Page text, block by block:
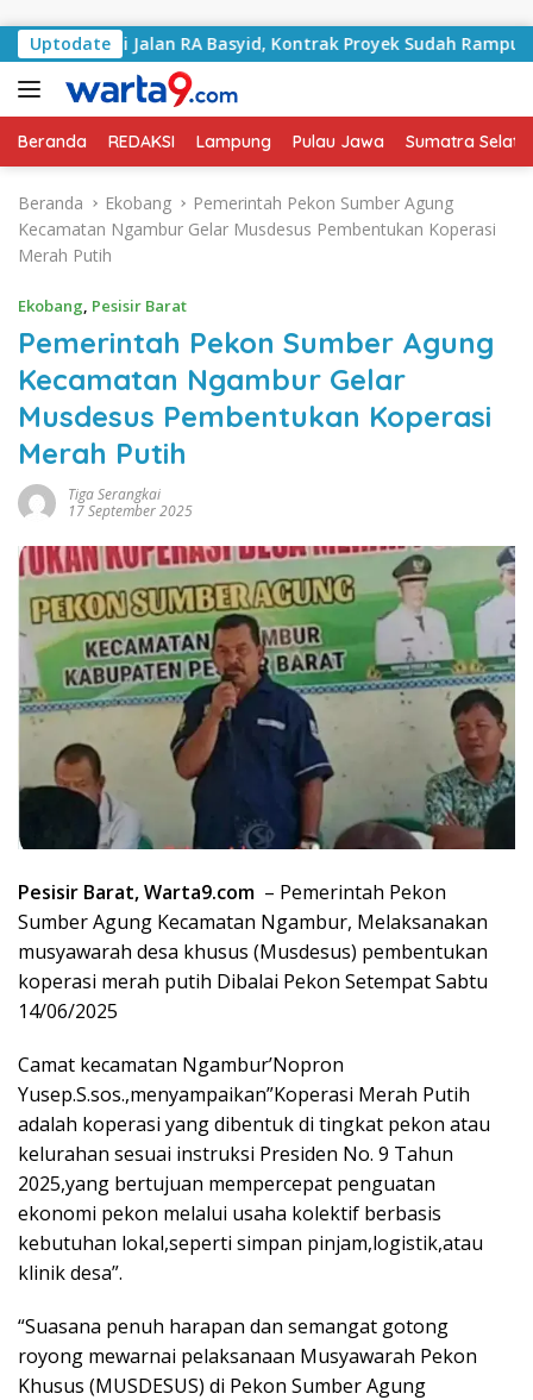
Uptodate
Jalan RA Basyid, Kontrak Proyek Sudah Rampung
Beranda REDAKSI Lampung Pulau Jawa Sumatra
Beranda Ekobang
Pemerintah Pekon Sumber Agung
Kecamatan Ngambur Gelar Musdesus Pembentukan Koperasi
Merah Putih
Ekobang, Pesisir Barat
Pemerintah Pekon Sumber Agung
Kecamatan Ngambur Gelar
Musdesus Pembentukan Koperasi
Merah Putih
Tiga Serangkai
17 September 2025
Pesisir Barat, Warta9.com – Pemerintah Pekon
Sumber Agung Kecamatan Ngambur, Melaksanakan
musyawarah desa khusus (Musdesus) pembentukan
koperasi merah putih Dibalai Pekon Setempat Sabtu
14/06/2025
Camat kecamatan Ngambur’Nopron
Yusep.S.sos.,menyampaikan”Koperasi Merah Putih
adalah koperasi yang dibentuk di tingkat pekon atau
kelurahan sesuai instruksi Presiden No. 9 Tahun
2025,yang bertujuan mempercepat penguatan
ekonomi pekon melalui usaha kolektif berbasis
kebutuhan lokal,seperti simpan pinjam,logistik,atau
klinik desa”.
“Suasana penuh harapan dan semangat gotong
royong mewarnai pelaksanaan Musyawarah Pekon
Khusus (MUSDESUS) di Pekon Sumber Agung